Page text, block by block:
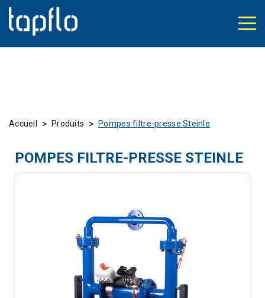
Accueil > Produits > Pompes filtre-presse Steinle
POMPES FILTRE-PRESSE STEINLE